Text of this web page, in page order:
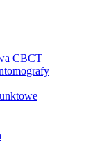
CBCT